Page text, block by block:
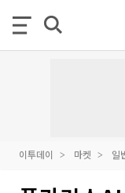
이투데이 마켓 일